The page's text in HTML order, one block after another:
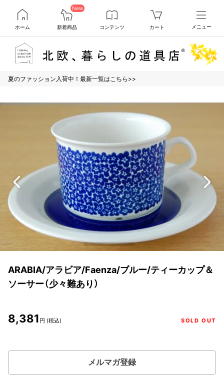
ホーム
New
新着商品 コンテンツ カート メニュー
夏のファッション入荷中！最新一覧はこちら>>
ARABIA/アラビア/Faenza/ブルー/ティーカップ＆
ソーサー（少々難あり）
8,381 円 (税込) SOLD OUT
メルマガ登録